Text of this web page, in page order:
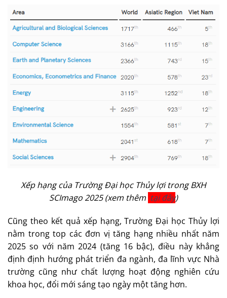
Xếp hạng của Trường Đại học Thủy lợi trong BXH
SCImago 2025 (xem thêm tại đây)
Cũng theo kết quả xếp hạng, Trường Đại học Thủy lợi
nằm trong top các đơn vị tăng hạng nhiều nhất năm
2025 so với năm 2024 (tăng 16 bậc), điều này khẳng
định định hướng phát triển đa ngành, đa lĩnh vực Nhà
trường cũng như chất lượng hoạt động nghiên cứu
khoa học, đổi mới sáng tạo ngày một tăng hơn.